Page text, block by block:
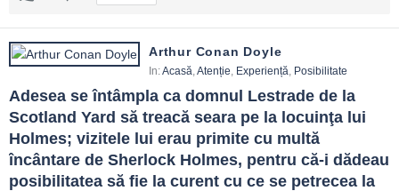
Arthur Conan Doyle
In:Acasă,Atenție, Experiență, Posibilitate
Adesea se întâmpla ca domnul Lestrade de la
Scotland Yard să treacă seara pe la locuinţa lui
Holmes; vizitele lui erau primite cu multă
încântare de Sherlock Holmes, pentru că-i dădeau
posibilitatea să fie la curent cu ce se petrecea la